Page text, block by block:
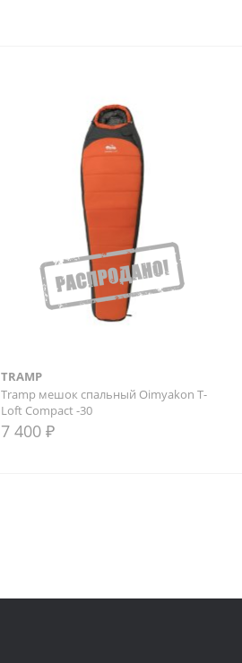
TRAMP
Tramp мешок спальный Oimyakon T-
Loft Compact -30
7 400 ₽